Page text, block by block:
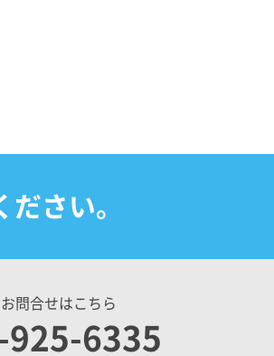
さい。
問合せはこちら
925-6335